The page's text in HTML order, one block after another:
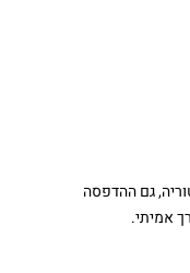
גם ההדפסה
אמיתי.